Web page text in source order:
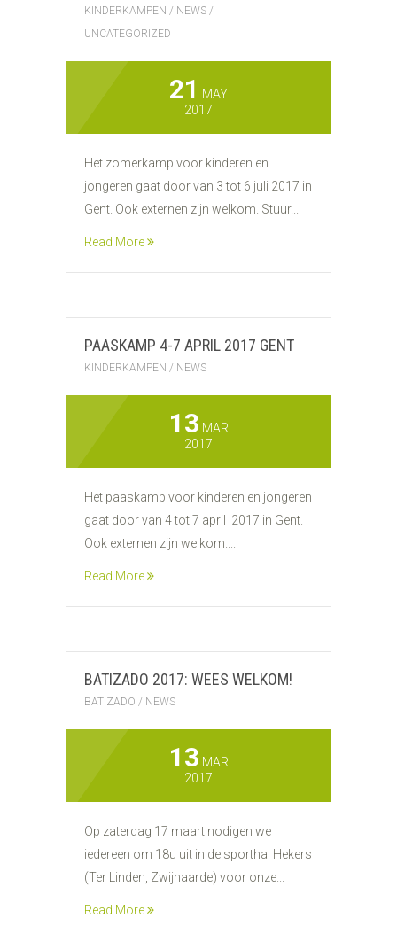
KINDERKAMPEN / NEWS /
UNCATEGORIZED
21 MAY
2017
Het zomerkamp voor kinderen en
jongeren gaat door van 3 tot 6 juli 2017 in
Gent. Ook externen zijn welkom. Stuur...
Read More
PAASKAMP 4-7 APRIL 2017 GENT
KINDERKAMPEN / NEWS
13 MAR
2017
Het paaskamp voor kinderen en jongeren
gaat door van 4 tot 7 april 2017 in Gent.
Ook externen zijn welkom....
Read More
BATIZADO 2017: WEES WELKOM!
BATIZADO / NEWS
13 MAR
2017
Op zaterdag 17 maart nodigen we
iedereen om 18u uit in de sporthal Hekers
(Ter Linden, Zwijnaarde) voor onze...
Read More